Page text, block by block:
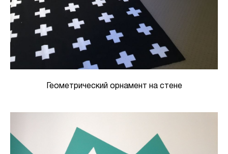
Геометрический орнамент на стене